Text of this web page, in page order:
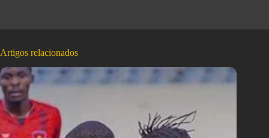
Artigos relacionados